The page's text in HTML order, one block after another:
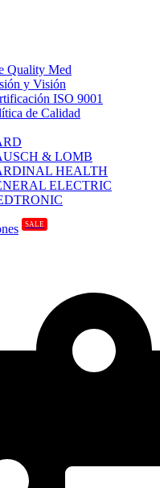
Quality Med
y Visión
ISO 9001
de Calidad
& LOMB
HEALTH
ELECTRIC
SALE